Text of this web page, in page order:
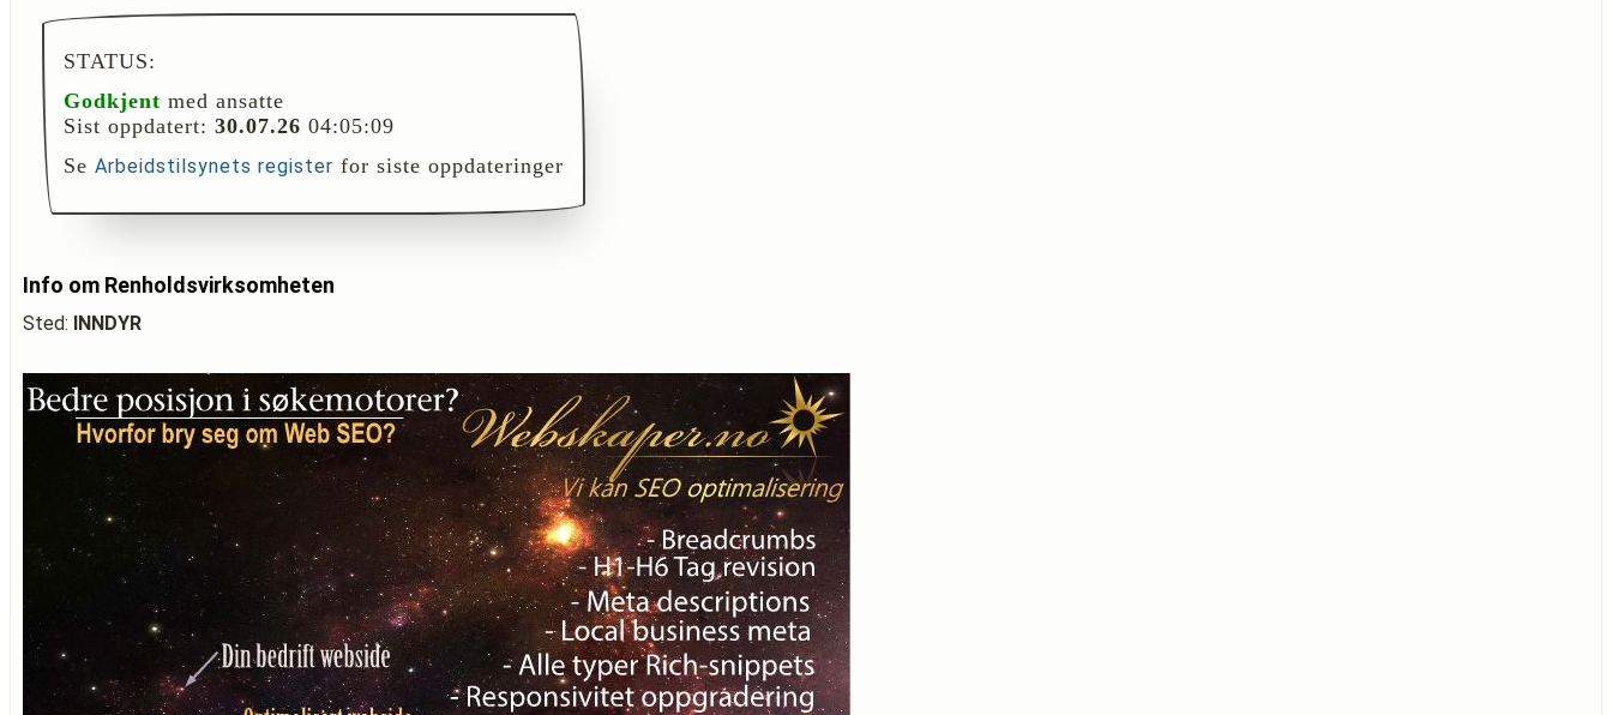
STATUS:
Godkjent med ansatte
Sist oppdatert: 30.07.26 04:05:09
Se Arbeidstilsynets register for siste oppdateringer
Info om Renholdsvirksomheten
Sted: INNDYR